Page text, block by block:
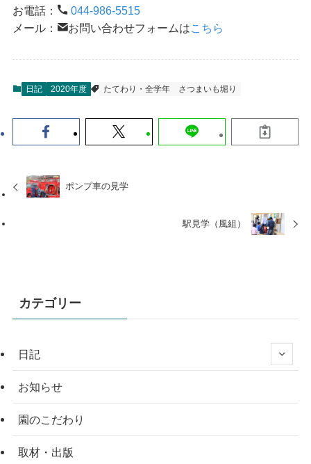
お電話：
044-986-5515
メール：
お問い合わせフォームはこちら
日記 2020年度 たてわり・全学年 さつまいも堀り
ポンプ車の見学
駅見学（風組）
カテゴリー
日記
お知らせ
園のこだわり
取材・出版